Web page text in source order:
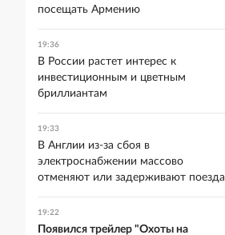
посещать Армению
19:36
В России растет интерес к
инвестиционным и цветным
бриллиантам
19:33
В Англии из-за сбоя в
электроснабжении массово
отменяют или задерживают поезда
19:22
Появился трейлер "Охоты на